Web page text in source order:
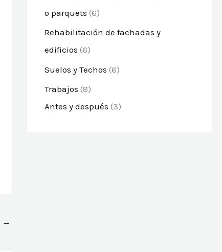
→
o parquets (6)
Rehabilitación de fachadas y
edificios (6)
Suelos y Techos (6)
Trabajos (8)
Antes y después (3)